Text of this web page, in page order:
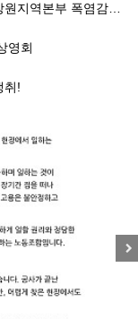
염감시단 선포 기자회견
영회
취!